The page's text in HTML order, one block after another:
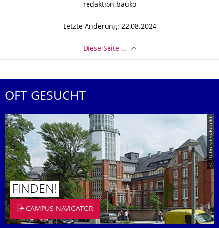
redaktion.bauko
Letzte Änderung: 22.08.2024
Diese Seite …
OFT GESUCHT
© TU Dresden/Eckold
FINDEN!
CAMPUS NAVIGATOR